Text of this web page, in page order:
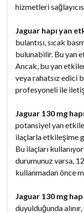
hizmetleri
Jaguar hapı yan
bulantısı, sıcak
bulunabilir. Bu yan
Ancak, bu yan
veya rahatsız edici
profesyoneli ile
Jaguar 130 mg
potansiyel yan
ilaçlarla etkileşime
Bu ilaçları
durumunuz varsa,
kullanmadan önce
Jaguar 130 mg hap
duyulduğunda